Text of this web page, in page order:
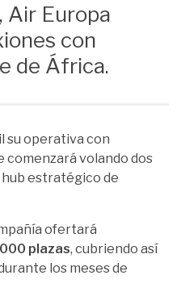
Air Europa
con
de África.
su operativa con
comenzará volando dos
hub estratégico de
ofertará
plazas, cubriendo así
los meses de